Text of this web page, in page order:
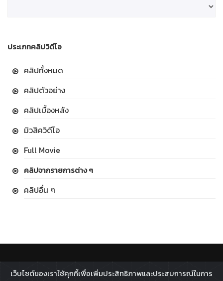
ประเภทคลิปวิดีโอ
คลิปทั้งหมด
คลิปตัวอย่าง
คลิปเบื้องหลัง
มิวสิควิดีโอ
Full Movie
คลิปจากรายการต่าง ๆ
คลิปอื่น ๆ
เว็บไซต์ของเราใช้คุกกี้เพื่อเพิ่มประสิทธิภาพและประสบการณ์ในการ